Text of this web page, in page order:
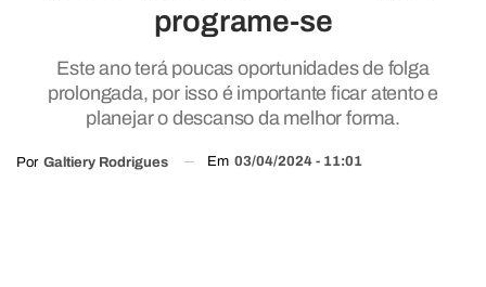
programe-se
Este ano terá poucas oportunidades de folga
prolongada, por isso é importante ficar atento e
planejar o descanso da melhor forma.
Por Galtiery Rodrigues Em 03/04/2024 - 11:01